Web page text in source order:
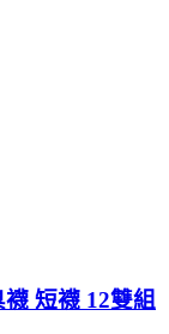
短襪 12雙組